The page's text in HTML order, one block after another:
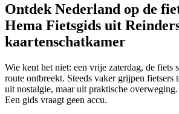
Ontdek Nederland op de
Hema Fietsgids uit
kaartenschatkamer
Wie kent het niet: een vrije zaterdag, de fiets
route ontbreekt. Steeds vaker grijpen fietsers
uit nostalgie, maar uit praktische
Een gids vraagt geen accu.